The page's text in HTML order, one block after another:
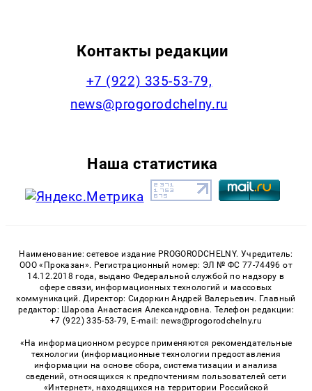
Контакты редакции
+7 (922) 335-53-79,
news@progorodchelny.ru
Наша статистика
Наименование: сетевое издание PROGORODCHELNY. Учредитель:
ООО «Проказан». Регистрационный номер: ЭЛ № ФС 77-74496 от
14.12.2018 года, выдано Федеральной службой по надзору в
сфере связи, информационных технологий и массовых
коммуникаций. Директор: Сидоркин Андрей Валерьевич. Главный
редактор: Шарова Анастасия Александровна. Телефон редакции:
+7 (922) 335-53-79, E-mail: news@progorodchelny.ru
«На информационном ресурсе применяются рекомендательные
технологии (информационные технологии предоставления
информации на основе сбора, систематизации и анализа
сведений, относящихся к предпочтениям пользователей сети
«Интернет», находящихся на территории Российской